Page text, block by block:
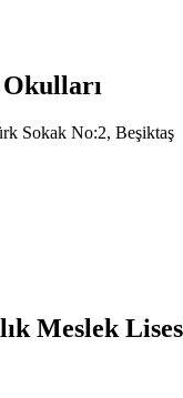
Sokak No:2, Beşiktaş
Meslek